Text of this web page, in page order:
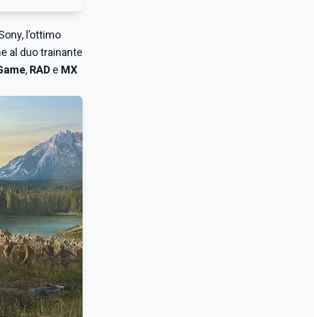
l’ottimo
al duo trainante
, RAD e MX